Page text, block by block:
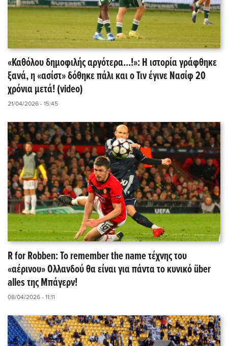
«Καθόλου δημοφιλής αργότερα...!»: Η ιστορία γράφθηκε
ξανά, η «ασίστ» δόθηκε πάλι και ο Τιν έγινε Νασίφ 20
χρόνια μετά! (video)
21/04/2026 - 15:45
R for Robben: Το remember the name τέχνης του
«αέρινου» Ολλανδού θα είναι για πάντα το κυνικό über
alles της Μπάγερν!
08/04/2026 - 11:11